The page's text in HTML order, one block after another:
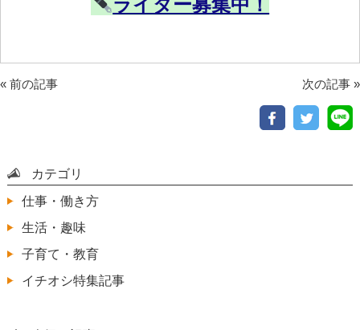
ライター募集中！
« 前の記事 次の記事 »
カテゴリ
仕事・働き方
生活・趣味
子育て・教育
イチオシ特集記事